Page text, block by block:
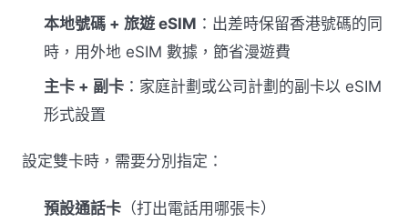
本地號碼 + 旅遊 eSIM ：出差時保留香港號碼的同
時，用外地 eSIM 數據，節省漫遊費
主卡 + 副卡 ：家庭計劃或公司計劃的副卡以 eSIM
形式設置
設定雙卡時，需要分別指定：
預設通話卡 （打出電話用哪張卡）